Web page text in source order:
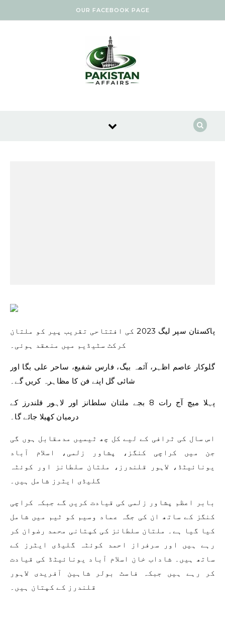
OUR FACEBOOK PAGE
پاکستان سپر لیگ 2023 کی افتتاحی تقریب پیر کو ملتان
کرکٹ سٹیڈیم میں منعقد ہوئی۔
گلوکار عاصم اظہر، آئمہ بیگ، فارس شفیع، ساحر علی بگا اور
شائی گل اپنے فن کا مظاہرہ کریں گے۔
پہلا میچ آج رات 8 بجے ملتان سلطانز اور لاہور قلندرز کے
درمیان کھیلا جائے گا۔
اس سال کی ٹرافی کے لیے کل چھ ٹیمیں مدمقابل ہوں گی
جن میں کراچی کنگز، پشاور زلمی، اسلام آباد
یونائیٹڈ، لاہور قلندرز، ملتان سلطانز اور کوئٹہ
گلیڈی ایٹرز شامل ہیں۔
بابر اعظم پشاور زلمی کی قیادت کریں گے جبکہ کراچی
کنگز کے ساتھ ان کی جگہ عماد وسیم کو ٹیم میں شامل
کیا گیا ہے۔ ملتان سلطانز کی کپتانی محمد رضوان کر
رہے ہیں اور سرفراز احمد کوئٹہ گلیڈی ایٹرز کے
ساتھ ہیں۔ شاداب خان اسلام آباد یونائیٹڈ کی قیادت
کر رہے ہیں جبکہ فاسٹ بولر شاہین آفریدی لاہور
قلندرز کے کپتان ہیں۔